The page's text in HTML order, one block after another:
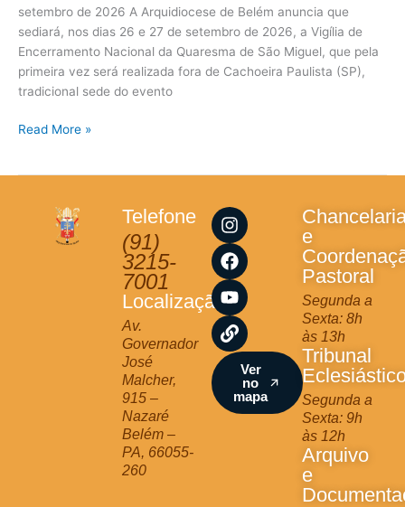
setembro de 2026 A Arquidiocese de Belém anuncia que
sediará, nos dias 26 e 27 de setembro de 2026, a Vigília de
Encerramento Nacional da Quaresma de São Miguel, que pela
primeira vez será realizada fora de Cachoeira Paulista (SP),
tradicional sede do evento
Read More »
Telefone
(91)
3215-
7001
Localização
Av.
Governador
José
Malcher,
915 –
Nazaré
Belém –
PA, 66055-
260
I
n
s
t
a
g
r
a
m
F
a
c
e
b
o
o
k
Y
o
u
t
u
b
e
L
i
n
k
Ver
no
mapa
e
Pastoral
Segunda a
Sexta: 8h
às 13h
Tribunal
Segunda a
Sexta: 9h
às 12h
Arquivo
e